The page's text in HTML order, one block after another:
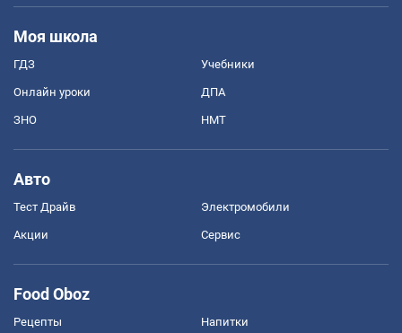
Моя школа
ГДЗ Учебники
Онлайн уроки ДПА
ЗНО НМТ
Авто
Тест Драйв Электромобили
Акции Сервис
Food Oboz
Рецепты Напитки